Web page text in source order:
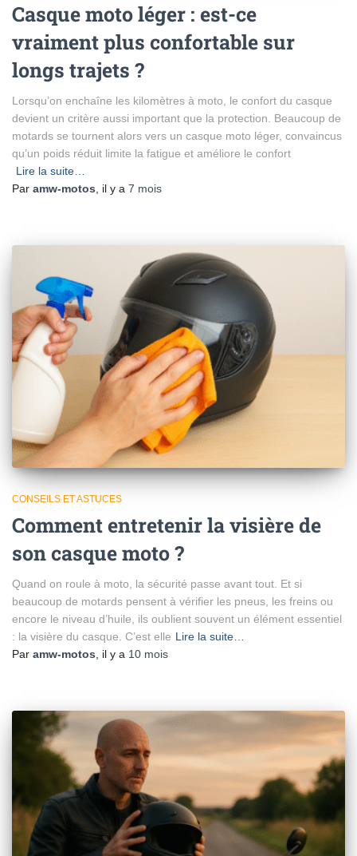
Casque moto léger : est-ce
vraiment plus confortable sur
longs trajets ?
Lorsqu’on enchaîne les kilomètres à moto, le confort du casque
devient un critère aussi important que la protection. Beaucoup de
motards se tournent alors vers un casque moto léger, convaincus
qu’un poids réduit limite la fatigue et améliore le confort
Lire la suite…
Par amw-motos, il y a 7 mois
CONSEILS ET ASTUCES
Comment entretenir la visière de
son casque moto ?
Quand on roule à moto, la sécurité passe avant tout. Et si
beaucoup de motards pensent à vérifier les pneus, les freins ou
encore le niveau d’huile, ils oublient souvent un élément essentiel
: la visière du casque. C’est elle Lire la suite…
Par amw-motos , il y a 10 mois